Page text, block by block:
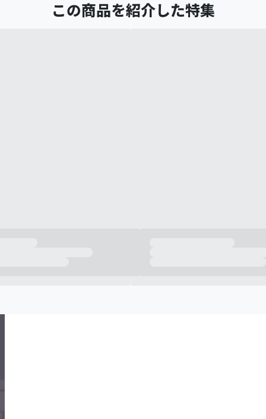
この商品を紹介した特集